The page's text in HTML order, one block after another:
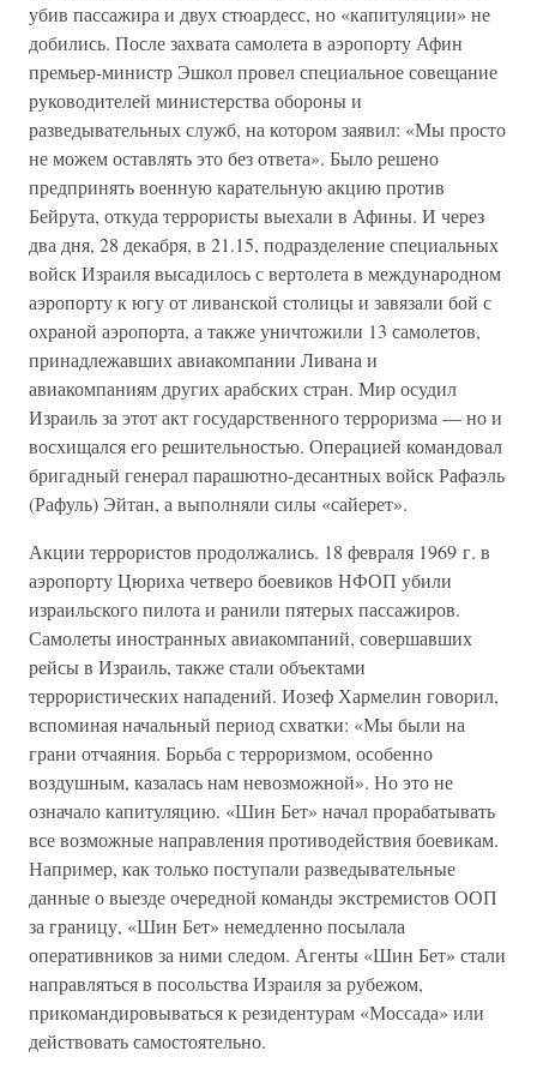
убив пассажира и двух стюардесс, но «капитуляции» не
добились. После захвата самолета в аэропорту Афин
премьер-министр Эшкол провел специальное совещание
руководителей министерства обороны и
разведывательных служб, на котором заявил: «Мы просто
не можем оставлять это без ответа». Было решено
предпринять военную карательную акцию против
Бейрута, откуда террористы выехали в Афины. И через
два дня, 28 декабря, в 21.15, подразделение специальных
войск Израиля высадилось с вертолета в международном
аэропорту к югу от ливанской столицы и завязали бой с
охраной аэропорта, а также уничтожили 13 самолетов,
принадлежавших авиакомпании Ливана и
авиакомпаниям других арабских стран. Мир осудил
Израиль за этот акт государственного терроризма — но и
восхищался его решительностью. Операцией командовал
бригадный генерал парашютно-десантных войск Рафаэль
(Рафуль) Эйтан, а выполняли силы «сайерет».
Акции террористов продолжались. 18 февраля 1969 г. в
аэропорту Цюриха четверо боевиков НФОП убили
израильского пилота и ранили пятерых пассажиров.
Самолеты иностранных авиакомпаний, совершавших
рейсы в Израиль, также стали объектами
террористических нападений. Иозеф Хармелин говорил,
вспоминая начальный период схватки: «Мы были на
грани отчаяния. Борьба с терроризмом, особенно
воздушным, казалась нам невозможной». Но это не
означало капитуляцию. «Шин Бет» начал прорабатывать
все возможные направления противодействия боевикам.
Например, как только поступали разведывательные
данные о выезде очередной команды экстремистов ООП
за границу, «Шин Бет» немедленно посылала
оперативников за ними следом. Агенты «Шин Бет» стали
направляться в посольства Израиля за рубежом,
прикомандировываться к резидентурам «Моссада» или
действовать самостоятельно.